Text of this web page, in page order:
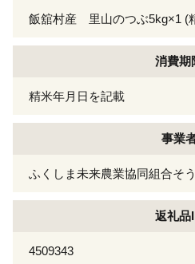
飯舘村産 里山のつぶ5kg×1 (
消費期
精米年月日を記載
事業
ふくしま未来農業協同組合そ
返礼品
4509343